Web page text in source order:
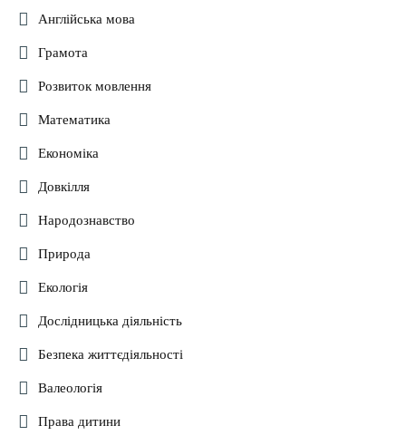
Англійська мова
Грамота
Розвиток мовлення
Математика
Економіка
Довкілля
Народознавство
Природа
Екологія
Дослідницька діяльність
Безпека життєдіяльності
Валеологія
Права дитини